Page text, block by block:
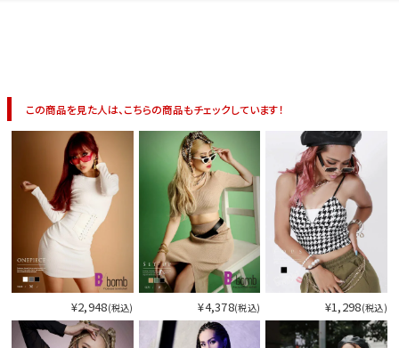
この商品を見た人は、こちらの商品もチェックしています！
¥2,948(税込) ¥4,378(税込) ¥1,298(税込)